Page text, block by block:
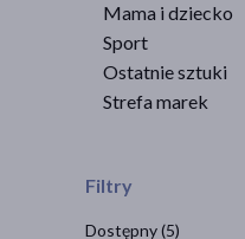
Mama i dziecko
Sport
Ostatnie sztuki
Strefa marek
Filtry
Dostępny(5)